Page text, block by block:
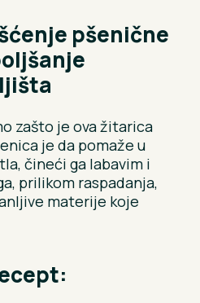
pšenične
zašto je ova žitarica
je da pomaže u
čineći ga labavim i
prilikom raspadanja,
materije koje